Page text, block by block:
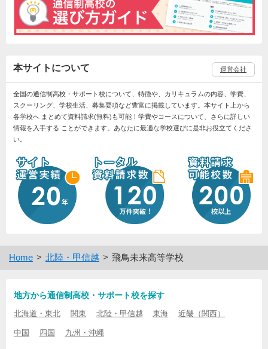
本サイトについて 運営会社
全国の通信制高校・サポート校について、特徴や、カリキュラムの内容、学費、
スクーリング、学校生活、募集要項など豊富に掲載しています。本サイト上から
各学校へ まとめて資料請求(無料)も可能！学費やコースについて、さらに詳しい
情報を入手する ことができます。あなたに最適な学校選びに是非お役立てくださ
い。
Home 北陸・甲信越 飛鳥未来高等学校
地方から通信制高校・サポート校を探す
北海道・東北 関東 北陸・甲信越 東海 近畿（関西）
中国 四国 九州・沖縄